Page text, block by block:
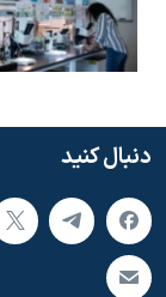
دنبال کنید